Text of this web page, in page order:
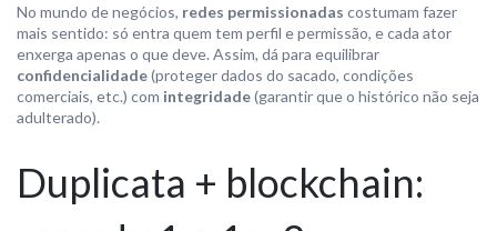
No mundo de negócios, redes permissionadas costumam fazer
mais sentido: só entra quem tem perfil e permissão, e cada ator
enxerga apenas o que deve. Assim, dá para equilibrar
confidencialidade(proteger dados do sacado, condições
comerciais, etc.) com integridade(garantir que o histórico não seja
adulterado).
Duplicata + blockchain: